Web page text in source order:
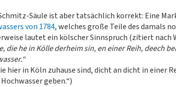
Säule ist aber tatsächlich korrekt: Eine
von 1784, welches große Teile des damals
lautet ein kölscher Sinnspruch (zitiert nach
die he in Kölle derheim sin, en einer Reih, deech
hier in Köln zuhause sind, dicht an dicht in einer
geben.“)